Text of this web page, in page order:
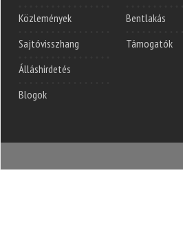
Közlemények
Sajtóvisszhang
Álláshirdetés
Blogok
Bentlakás
Támogatók